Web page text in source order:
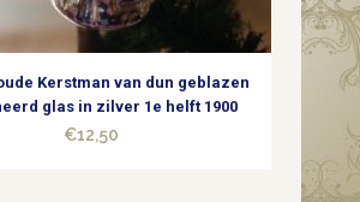
Kerstman van dun geblazen
glas in zilver 1e helft 1900
€12,50